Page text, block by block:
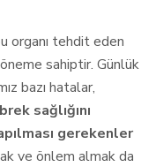
organı tehdit eden
sahiptir. Günlük
bazı hatalar,
sağlığını
gerekenler
ve önlem almak da